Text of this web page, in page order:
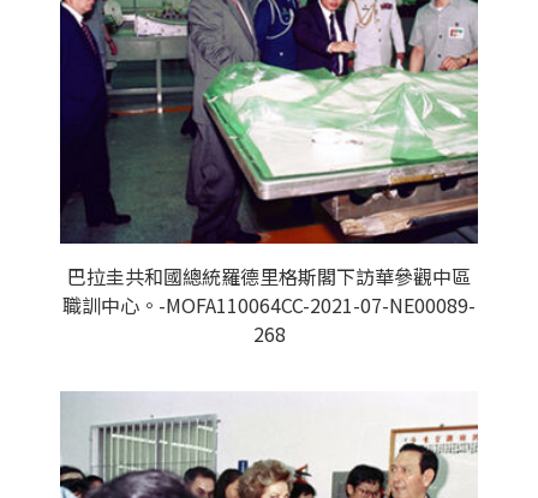
巴拉圭共和國總統羅德里格斯閣下訪華參觀中區
職訓中心。-MOFA110064CC-2021-07-NE00089-
268